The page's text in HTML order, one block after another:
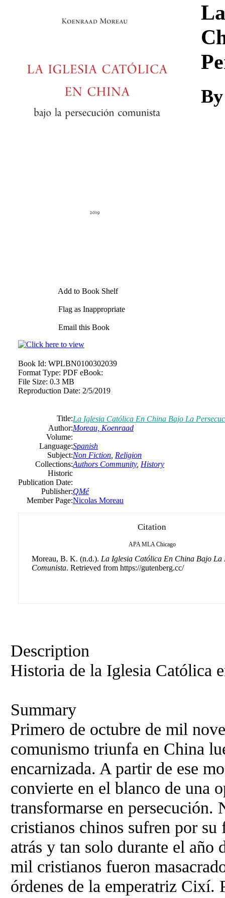
Add to Book Shelf
Flag as Inappropriate
Email this Book
Book Id: WPLBN0100302039
Format Type: PDF eBook:
File Size: 0.3 MB
Reproduction Date: 2/5/2019
Title:La Iglesia Católica En China Bajo La
Author:Moreau, Koenraad
Volume:
Language:Spanish
Subject:Non Fiction Religion
Collections:Authors Community, History
Historic
Publication Date:
Publisher:QMé
Member Page:Nicolas Moreau
Citation
APA MLA Chicago
Moreau, B. K. (n.d.). La Iglesia Católica En China Bajo La
Comunista. Retrieved from https://gutenberg.cc/
Description
Historia de la Iglesia Católica
Summary
Primero de octubre de mil
comunismo triunfa en China
encarnizada. A partir de ese
convierte en el blanco de una
transformarse en persecución.
cristianos chinos sufren por su
atrás y tan solo durante el año
mil cristianos fueron
órdenes de la emperatriz Cixí.